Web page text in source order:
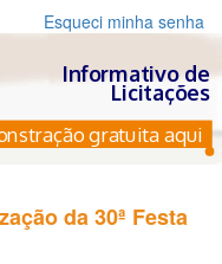
Esqueci minha senha
Informativo de
Licitações
gratuita aqui
da 30ª Festa